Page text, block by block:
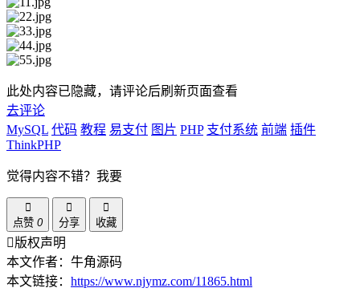
此处内容已隐藏，请评论后刷新页面查看
去评论
MySQL 代码 教程 易支付 图片 PHP 支付系统 前端 插件
ThinkPHP
觉得内容不错？我要
点赞 0 分享 收藏
版权声明
本文作者：牛角源码
本文链接： https://www.njymz.com/11865.html